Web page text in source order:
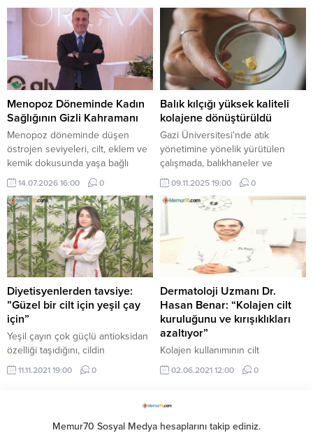
Menopoz Döneminde Kadın
Sağlığının Gizli Kahramanı
Menopoz döneminde düşen
östrojen seviyeleri, cilt, eklem ve
kemik dokusunda yaşa bağlı
değişimlerin daha belirgin hale
gelmesine sebep olabiliyor. Orzax
Medikal Grup Müdürü Dr. Göktuğ
Göktaş, kolajen peptitlerine ilişkin
bilimsel verilerin umut verici
olduğunu, ancak takviye
kullanımının bireysel sağlık
durumuna göre değerlendirilmesi
gerektiğini belirtiyor.
14.07.2026 16:00 0
Balık kılçığı yüksek kaliteli
kolajene dönüştürüldü
Gazi Üniversitesi'nde atık
yönetimine yönelik yürütülen
çalışmada, balıkhaneler ve
restoranlardan toplanan balık
kılçıkları, cilt, kemik, tendon, deri
ve diş gibi yapıların temel
bileşeninde yer alan tip 1 kolajene
dönüştürüldü.
09.11.2025 19:00 0
Diyetisyenlerden tavsiye:
”Güzel bir cilt için yeşil çay
için”
Yeşil çayın çok güçlü antioksidan
özelliği taşıdığını, cildin
yenilenmesini hızlandırdığını ve
kırışıklıkları önlemek için kolajen
11.11.2021 19:00 0
Dermatoloji Uzmanı Dr.
Hasan Benar: “Kolajen cilt
kuruluğunu ve kırışıklıkları
azaltıyor”
Kolajen kullanımının cilt
kuruluğunu ve kırışıklığını azalttığı
belirtildi. Bahisle ilgili
Dermatoloji Uzmanı Dr. Hasan ...
02.06.2021 12:00 0
Memur70 Sosyal Medya hesaplarını takip ediniz.